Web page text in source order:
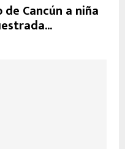
Cancún a niña